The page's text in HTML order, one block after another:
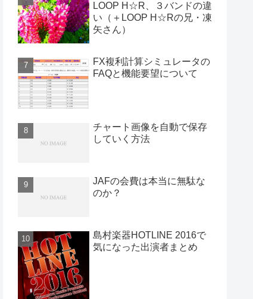
LOOP H☆R、３バンドの違
い（＋LOOP H☆Rの兄・凍
矢さん）
FX複利計算シミュレータの
FAQと機能要望について
チャート画像を自動で保存
していく方法
JAFの会費は本当に無駄な
のか？
島村楽器HOTLINE 2016で
気になった出演者まとめ